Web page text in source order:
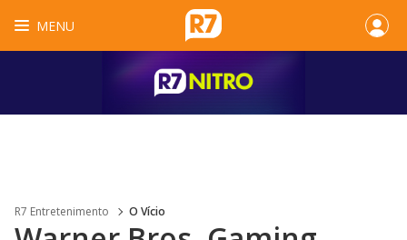
MENU
R7 Entretenimento O Vício